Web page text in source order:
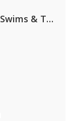
David Guetta, Teddy Swims & Tones And I